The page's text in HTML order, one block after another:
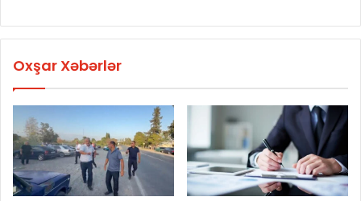
Oxşar Xəbərlər